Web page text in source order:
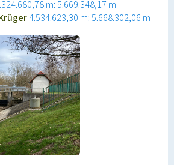
m: 5.669.348,17 m
4.534.623,30 m: 5.668.302,06 m